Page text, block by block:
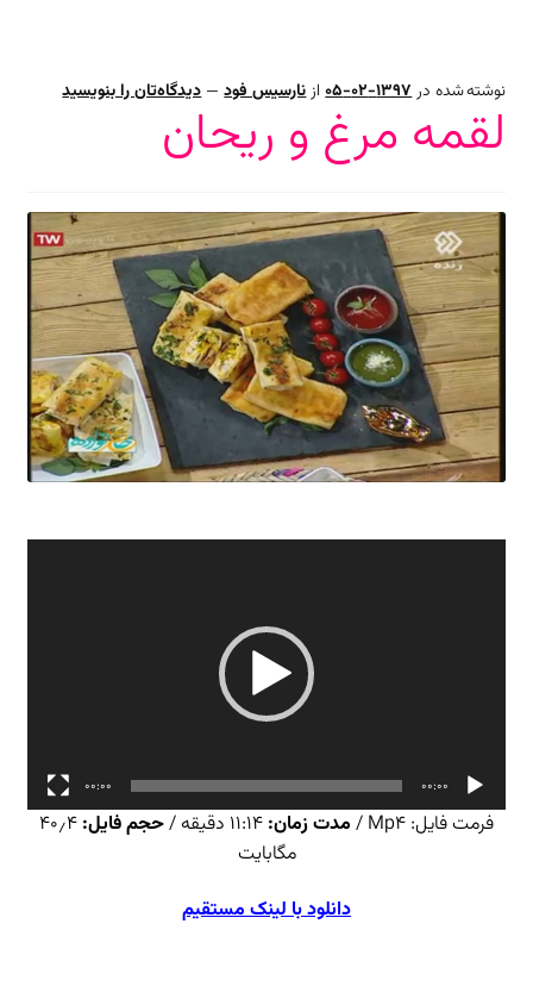
نوشته شده در1397-02-05 ازنارسیس فود —دیدگاه‌تان را بنویسید
لقمه مرغ و ریحان
00:00
00:00
فرمت فایل: مدت زمان: حجم فایل: ۴۰٫۴
مگابایت
دانلود با لینک مستقیم